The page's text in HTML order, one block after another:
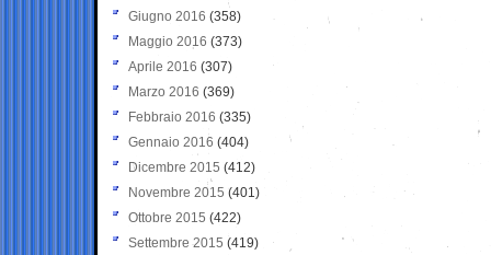
Giugno 2016 (358)
Maggio 2016 (373)
Aprile 2016 (307)
Marzo 2016 (369)
Febbraio 2016 (335)
Gennaio 2016 (404)
Dicembre 2015 (412)
Novembre 2015 (401)
Ottobre 2015 (422)
Settembre 2015 (419)